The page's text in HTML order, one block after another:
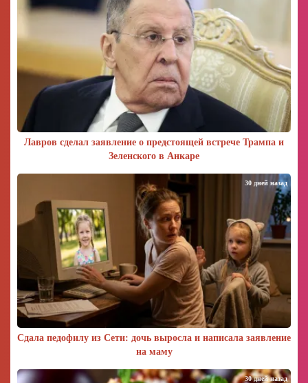
Лавров сделал заявление о предстоящей встрече Трампа и
Зеленского в Анкаре
Сдала педофилу из Сети: дочь выросла и написала заявление
на маму
30 дней назад
30 дней назад